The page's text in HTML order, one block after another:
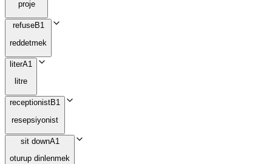
proje
refuseB1
reddetmek
literA1
litre
receptionistB1
resepsiyonist
sit downA1
oturup dinlenmek